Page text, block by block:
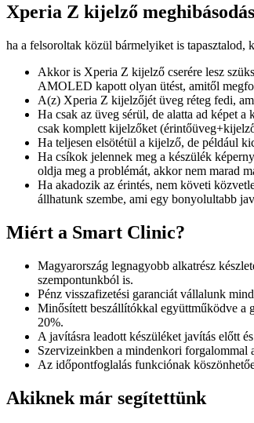
Xperia Z kijelző
ha a felsoroltak közül bármelyiket is tapasztalod,
Akkor is Xperia Z kijelző cserére lesz
AMOLED kapott olyan ütést, amitől
A(z) Xperia Z kijelzőjét üveg réteg fedi,
Ha csak az üveg sérül, de alatta ad képet
csak komplett kijelzőket
Ha teljesen elsötétül a kijelző, de például
Ha csíkok jelennek meg a készülék
oldja meg a problémát, akkor nem marad
Ha akadozik az érintés, nem követi
állhatunk szembe, ami egy bonyolultabb
Miért a Smart Clinic?
Magyarország legnagyobb alkatrész
szempontunkból is.
Pénz visszafizetési garanciát vállalunk
Minősített beszállítókkal együttműködve a
20%.
A javításra leadott készüléket javítás előtt
Szervizeinkben a mindenkori forgalommal
Az időpontfoglalás funkciónak
Akiknek már segítettünk